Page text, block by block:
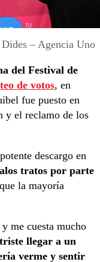
– Agencia Uno
del Festival de
de votos, en
fue puesto en
y el reclamo de los
descargo en
tratos por parte
la mayoría
me cuesta mucho
llegar a un
verme y sentir